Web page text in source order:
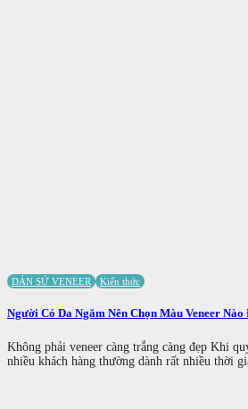
DÁN SỨ VENEER Kiến thức
Người Có Da Ngăm Nên Chọn Màu Veneer
Không phải veneer càng trắng càng đẹp Khi
nhiều khách hàng thường dành rất nhiều thời